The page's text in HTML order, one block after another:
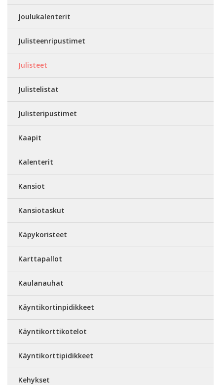
Joulukalenterit
Julisteenripustimet
Julisteet
Julistelistat
Julisteripustimet
Kaapit
Kalenterit
Kansiot
Kansiotaskut
Käpykoristeet
Karttapallot
Kaulanauhat
Käyntikortinpidikkeet
Käyntikorttikotelot
Käyntikorttipidikkeet
Kehykset